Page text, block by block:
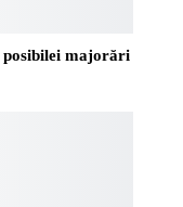
posibilei majorări